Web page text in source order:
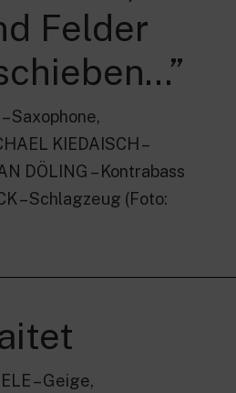
Felder
Saxophone,
KIEDAISCH –
DÖLING – Kontrabass
– Schlagzeug (Foto:
– Geige,